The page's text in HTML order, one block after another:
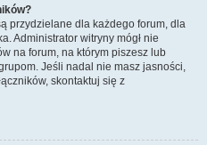
przydzielane dla każdego forum, dla
Administrator witryny mógł nie
na forum, na którym piszesz lub
Jeśli nadal nie masz jasności,
skontaktuj się z